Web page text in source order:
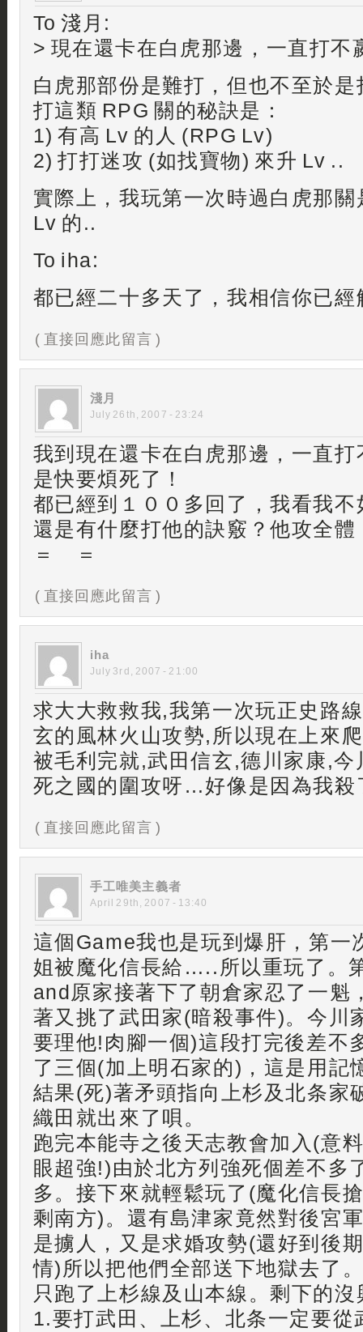
To 淺月:
> 現在還卡在白虎那邊，一直打不
白虎那部份是難打，但也不至於
打這類 RPG 關的秘訣是：
1) 有高 Lv 的人 (RPG Lv)
2) 打打迷攻 (如找寶物) 來升 Lv ..
實際上，我玩第一次時過白虎那
Lv 的..
To iha:
都已經二十多天了，我相信你已經
( 直接回應此留言 )
淺月
July 26th, 2007 - 23:24
我到現在還卡在白虎那邊，一直
是快要煩死了！
都已經到１００多回了，我看我
還是有什麼打他的訣竅？他攻全
＝ ＝
( 直接回應此留言 )
iha
July 3rd, 2007 - 21:00
求大大救救我,我第一次玩正史路
玄的風林火山攻勢,所以現在上來
被毛利完就,武田信玄,德川家康,今
死之國的圍攻呀…好像是因為我殺
( 直接回應此留言 )
手工唯美主義者
April 29th, 2007 - 13:40
這個Game我也是玩到爆肝，第一
姐被魔化信長給…..所以重玩了。
and原家接著下了朝倉家忍了一魁
著又挑了武田家(暗殺事件)。今川
要理他!肉腳一個)這段打完後差不
了三個(加上明石家的)，這是用記
結果(死)著矛頭指向上杉及北条家
織田就出來了唄。
跑完本能寺之後天志教會加入(意
眼超強!)由於北方列強死個差不多
多。接下來就輕鬆玩了(魔化信長
剩南方)。還有島津家竟然對後宮
是擄人，又是求婚攻勢(還好到後
情)所以把他們全部送下地獄去了
只跑了上杉線及山本線。剩下的沒
1.要打武田、上杉、北条一定要從